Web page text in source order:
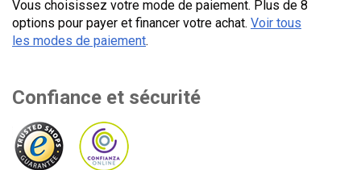
Vous choisissez votre mode de paiement. Plus de 8
options pour payer et financer votre achat. Voir tous
les modes de paiement.
Confiance et sécurité